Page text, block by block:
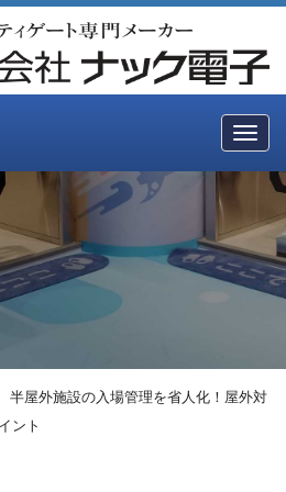
半屋外施設の入場管理を省人化！屋外対
ント